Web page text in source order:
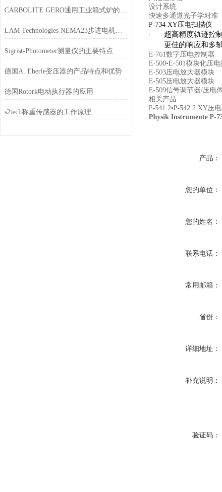
CARBOLITE GERO通用工业箱式炉的特点
LAM Technologies NEMA23步进电机不同的功率尺寸
Sigrist-Photometer测量仪的主要特点
德国A. Eberle变压器的产品特点和优势
德国Rotork电动执行器的应用
s2tech称重传感器的工作原理
设计系统
快速多通道光子学对准
P-734 XY压电扫描仪
· 超高精度轨迹控
· 更佳的响应和多
E-761数字压电控制器
E-500•E-501模块化压
E-503压电放大器模块
E-505压电放大器模块
E-509信号调节器/压电
相关产品
P-541.2•P-542.2 XY压
Physik Instrumente P-
产品：
您的单位：
您的姓名：
联系电话：
常用邮箱：
省份：
详细地址：
补充说明：
验证码：